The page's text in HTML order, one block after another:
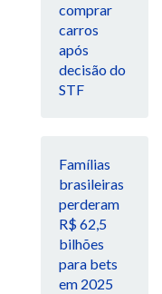
comprar
carros
após
decisão do
STF
Famílias
brasileiras
perderam
R$ 62,5
bilhões
para bets
em 2025